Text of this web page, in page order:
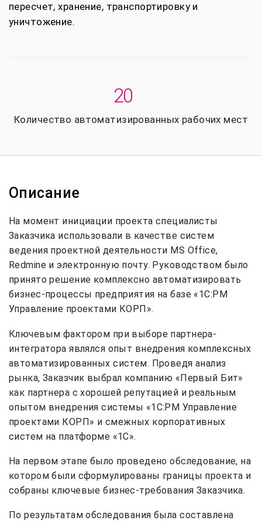
пересчет, хранение, транспортировку и
уничтожение.
20
Количество автоматизированных рабочих мест
Описание
На момент инициации проекта специалисты
Заказчика использовали в качестве систем
ведения проектной деятельности MS Office,
Redmine и электронную почту. Руководством было
принято решение комплексно автоматизировать
бизнес-процессы предприятия на базе «1С:PM
Управление проектами КОРП».
Ключевым фактором при выборе партнера-
интегратора являлся опыт внедрения комплексных
автоматизированных систем. Проведя анализ
рынка, Заказчик выбрал компанию «Первый Бит»
как партнера с хорошей репутацией и реальным
опытом внедрения системы «1С:PM Управление
проектами КОРП» и смежных корпоративных
систем на платформе «1С».
На первом этапе было проведено обследование, на
котором были сформулированы границы проекта и
собраны ключевые бизнес-требования Заказчика.
По результатам обследования была составлена